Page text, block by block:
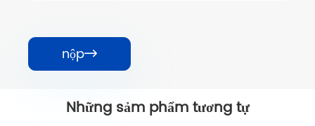
nộp
Những sảm phẩm tương tự